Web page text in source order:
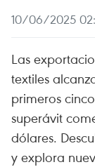
10/06/2025
Las
textiles
primeros
superávit
dólares.
y explora